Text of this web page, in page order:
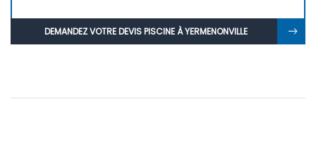
DEMANDEZ VOTRE DEVIS PISCINE À YERMENONVILLE